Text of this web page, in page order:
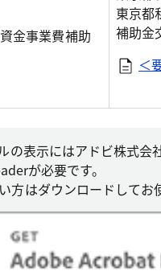
金事業費補助
東京都
補助金
＜
の表示にはアドビ株式会
が必要です。
方はダウンロードしてお